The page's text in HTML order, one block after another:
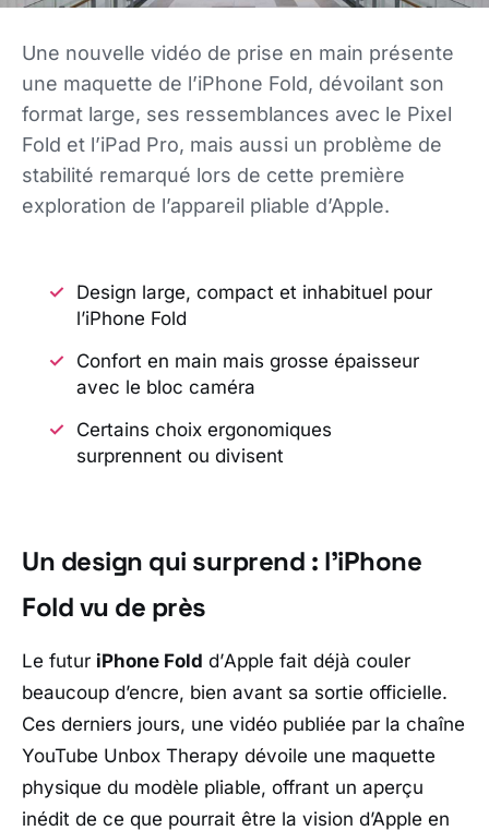
Une nouvelle vidéo de prise en main présente
une maquette de l’iPhone Fold, dévoilant son
format large, ses ressemblances avec le Pixel
Fold et l’iPad Pro, mais aussi un problème de
stabilité remarqué lors de cette première
exploration de l’appareil pliable d’Apple.
Design large, compact et inhabituel pour
l’iPhone Fold
Confort en main mais grosse épaisseur
avec le bloc caméra
Certains choix ergonomiques
surprennent ou divisent
Un design qui surprend : l’iPhone
Fold vu de près
Le futur iPhone Fold d’Apple fait déjà couler
beaucoup d’encre, bien avant sa sortie officielle.
Ces derniers jours, une vidéo publiée par la chaîne
YouTube Unbox Therapy dévoile une maquette
physique du modèle pliable, offrant un aperçu
inédit de ce que pourrait être la vision d’Apple en